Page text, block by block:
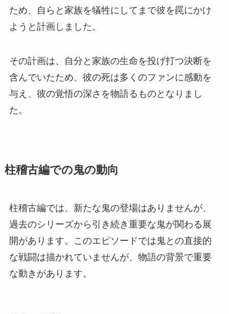
ため、自らと家族を犠牲にしてまで彼を罠にかけ
ようと計画しました。
その計画は、自分と家族の生命を投げ打つ決断を
含んでいたため、彼の死は多くのファンに感動を
与え、彼の覚悟の深さを物語るものとなりまし
た。
柱稽古編での鬼の動向
柱稽古編では、新たな鬼の登場はありませんが、
過去のシリーズから引き続き重要な鬼が関わる展
開があります。このエピソードでは鬼との直接的
な戦闘は描かれていませんが、物語の背景で重要
な動きがあります。